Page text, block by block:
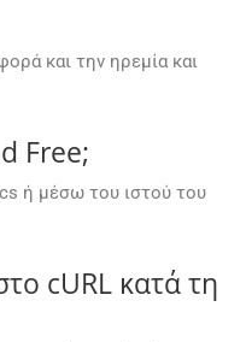
και την ηρεμία και
Free;
ή μέσω του ιστού του
cURL κατά τη